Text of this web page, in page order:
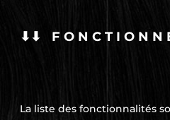
⬇⬇ F O N C T I O N N
La liste des fonctionnalités